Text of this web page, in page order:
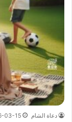
دعاة الشام 03-15